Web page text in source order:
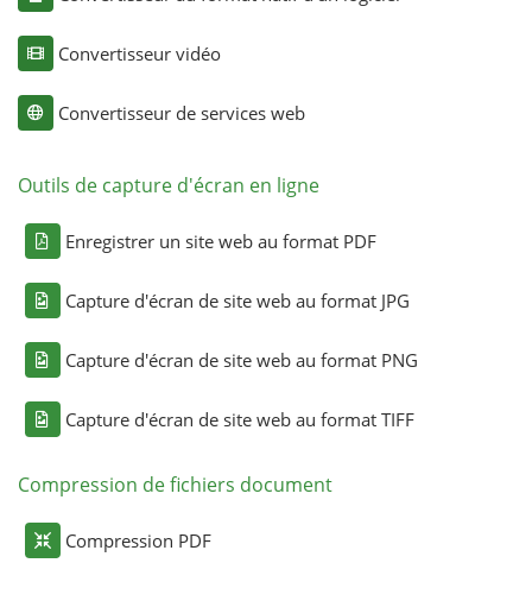
Convertisseur vidéo
Convertisseur de services web
Outils de capture d'écran en ligne
Enregistrer un site web au format PDF
Capture d'écran de site web au format JPG
Capture d'écran de site web au format PNG
Capture d'écran de site web au format TIFF
Compression de fichiers document
Compression PDF